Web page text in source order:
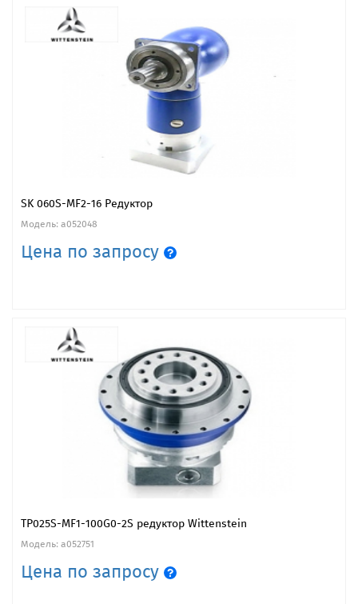
SK 060S-MF2-16 Редуктор
Модель: a052048
Цена по запросу
TP025S-MF1-100G0-2S редуктор Wittenstein
Модель: a052751
Цена по запросу